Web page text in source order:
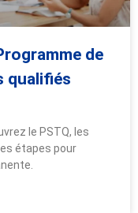
de
qualifiés
le PSTQ, les
étapes pour